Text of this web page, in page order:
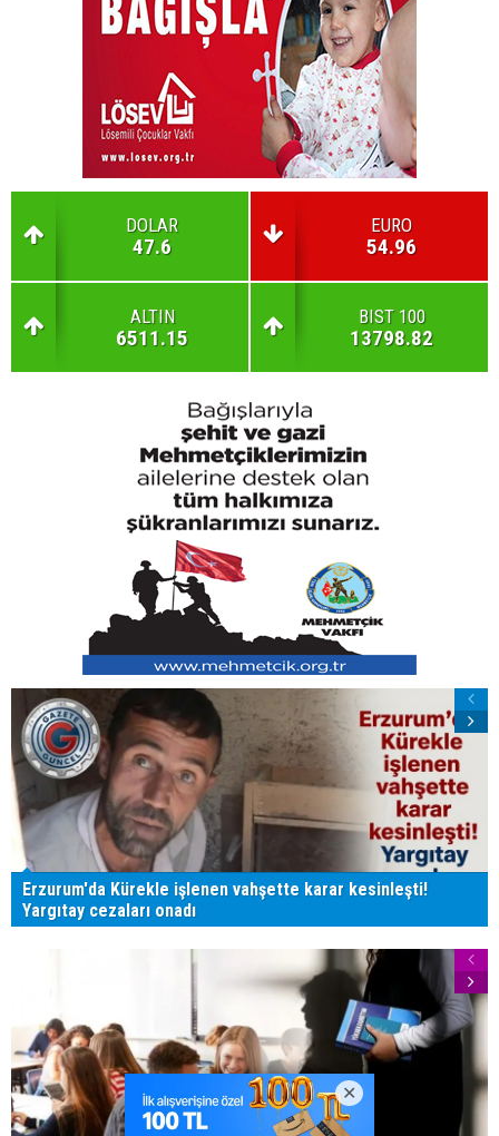
DOLAR
47.6
EURO
54.96
ALTIN
6511.15
BIST 100
13798.82
Erzurum'da Kürekle işlenen vahşette karar kesinleşti!
Yargıtay cezaları onadı